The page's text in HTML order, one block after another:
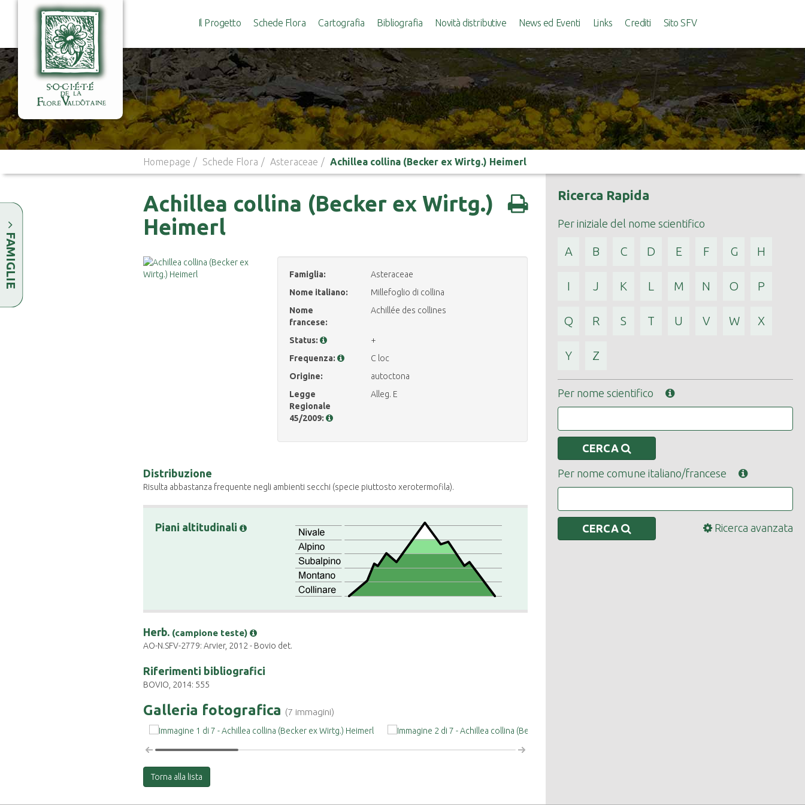
Il Progetto Schede Flora Cartografia Bibliografia Novità distributive News ed Eventi Links Crediti Sito SFV
Homepage Schede Flora Asteraceae Achillea collina (Becker ex Wirtg.) Heimerl
FAMIGLIE
Achillea collina (Becker ex Wirtg.)
Heimerl
Famiglia:
Asteraceae
Nome italiano:
Millefoglio di collina
Nome
francese:
Achillée des collines
Status:
+
Frequenza:
C loc
Origine:
autoctona
Legge
Regionale
45/2009:
Alleg. E
Distribuzione
Risulta abbastanza frequente negli ambienti secchi (specie piuttosto xerotermofila).
Piani altitudinali
Herb. (campione teste)
AO-N.SFV-2779: Arvier, 2012 - Bovio det.
Riferimenti bibliografici
BOVIO, 2014: 555
Galleria fotografica (7 immagini)
Torna alla lista
Ricerca Rapida
Per iniziale del nome scientifico
A B C D E F G H
I J K L M N O P
Q R S T U V W X
Y Z
Per nome scientifico
CERCA
Per nome comune italiano/francese
CERCA Ricerca avanzata